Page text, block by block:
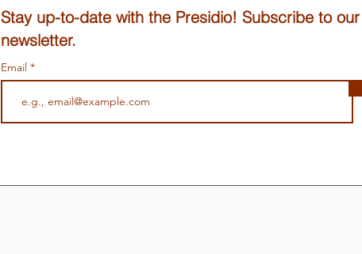
Stay up-to-date with the Presidio! Subscribe to our
newsletter.
Email